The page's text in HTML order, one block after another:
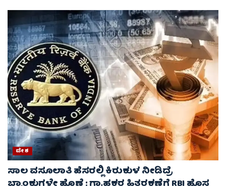
ದೇಶ
ಸಾಲ ವಸೂಲಾತಿ ಹೆಸರಲ್ಲಿ ಕಿರುಕುಳ ನೀಡಿದ್ರೆ